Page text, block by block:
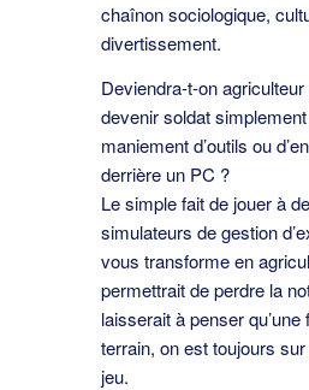
chaînon sociologique,
divertissement.
Deviendra-t-on
devenir soldat
maniement d’outils ou
derrière un PC ?
Le simple fait de jouer à
simulateurs de gestion
vous transforme en
permettrait de perdre la
laisserait à penser qu’une
terrain, on est toujours
jeu.